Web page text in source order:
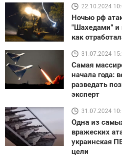
22.10.2024
Ночью рф
"Шахедами" и
как
31.07.2024
Самая
начала года:
разведать
эксперт
31.07.2024
Одна из
вражеских
украинская
цели